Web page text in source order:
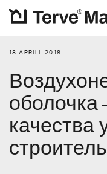
Meist
Koolitused
Kontakt
Aluskatus
Plekk katus
Tuuletõkkeplaat
Tuuletõke
Soojustuspuiste
Sisesoojustus
Õhutõke
Teibid
Torumansetid
Tsementplaat
Põrandaplaadid
Tarvikud
18.APRILL 2018
оболочка
качества